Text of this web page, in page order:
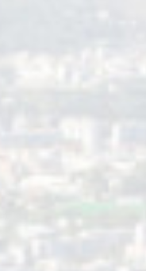
C’EST…
à la discipline du
et animations
langues et des
œuvres dans la ville